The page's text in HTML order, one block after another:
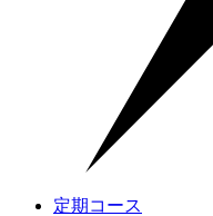
定期コース